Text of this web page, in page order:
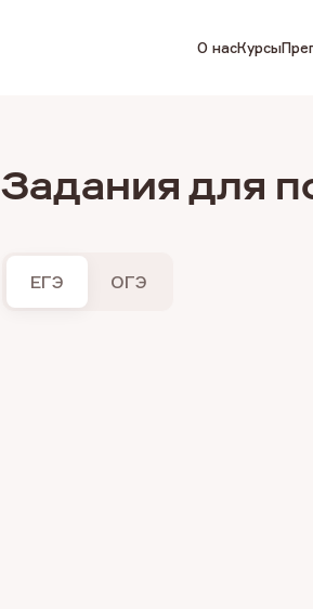
О насКурсы
Задания для
ЕГЭ ОГЭ